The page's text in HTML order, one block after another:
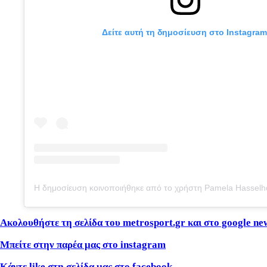
Δείτε αυτή τη δημοσίευση στο
Ακολουθήστε τη σελίδα του metrosport.gr και στο google
Μπείτε στην παρέα μας στο instagram